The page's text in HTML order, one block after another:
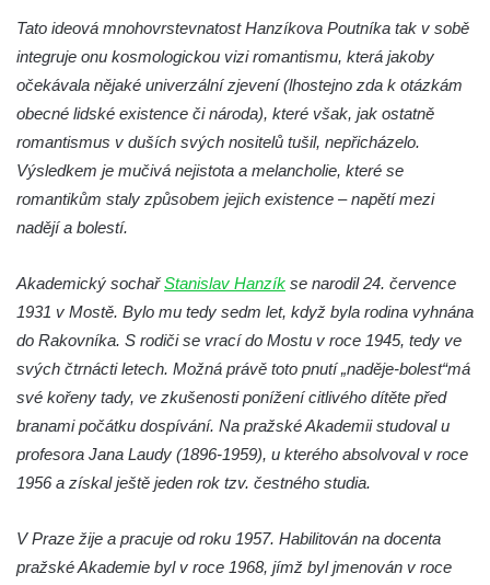
Socha Jana Valeria Jirsíka u Černé věže v
Českých Budějovicích
Socha Krista klesajícího pod křížem u
kostela svatého Mikuláše v Českých
Budějovicích
Socha svatého Jana Nepomuckého u
Budějovicích
Socha S tebou v parku na Senovážném
Sousoší Humanoidi na Lannově třídě v
Českých Budějovicích
Na Sadech v Českých Budějovicích
Pomník Přemysla Otakara II. v parku Na
Tato ideová mnohovrstevnatost Hanzíkova Poutníka tak v sobě
integruje onu kosmologickou vizi romantismu, která jakoby
očekávala nějaké univerzální zjevení (lhostejno zda k otázkám
obecné lidské existence či národa), které však, jak ostatně
romantismus v duších svých nositelů tušil, nepřicházelo.
Výsledkem je mučivá nejistota a melancholie, které se
romantikům staly způsobem jejich existence – napětí mezi
nadějí a bolestí.
Akademický sochařStanislav Hanzík se narodil 24. července
1931 v Mostě. Bylo mu tedy sedm let, když byla rodina vyhnána
do Rakovníka. S rodiči se vrací do Mostu v roce 1945, tedy ve
svých čtrnácti letech. Možná právě toto pnutí „naděje-bolest“má
své kořeny tady, ve zkušenosti ponížení citlivého dítěte před
branami počátku dospívání. Na pražské Akademii studoval u
profesora Jana Laudy (1896-1959), u kterého absolvoval v roce
1956 a získal ještě jeden rok tzv. čestného studia.
V Praze žije a pracuje od roku 1957. Habilitován na docenta
pražské Akademie byl v roce 1968, jímž byl jmenován v roce